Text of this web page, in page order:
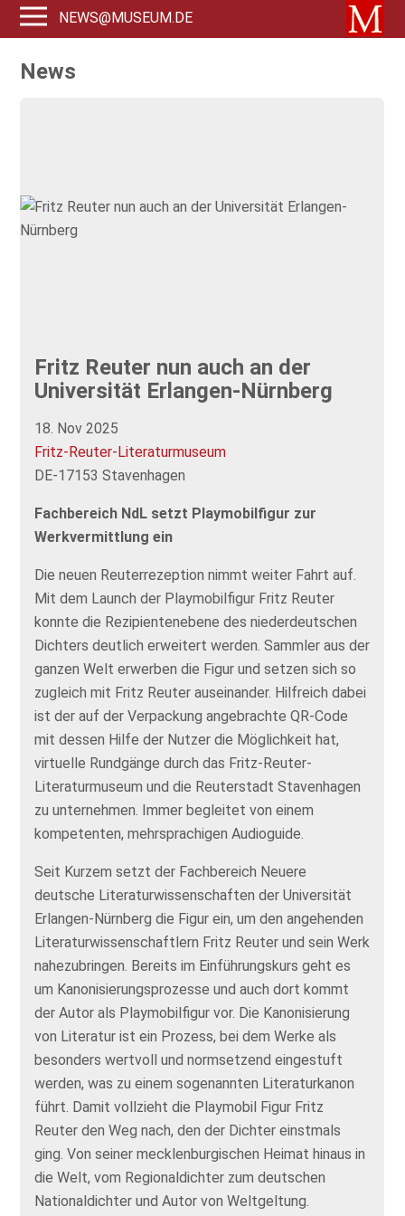
NEWS@MUSEUM.DE
News
Fritz Reuter nun auch an der
Universität Erlangen-Nürnberg
18. Nov 2025
Fritz-Reuter-Literaturmuseum
DE-17153 Stavenhagen
Fachbereich NdL setzt Playmobilfigur zur
Werkvermittlung ein
Die neuen Reuterrezeption nimmt weiter Fahrt auf.
Mit dem Launch der Playmobilfigur Fritz Reuter
konnte die Rezipientenebene des niederdeutschen
Dichters deutlich erweitert werden. Sammler aus der
ganzen Welt erwerben die Figur und setzen sich so
zugleich mit Fritz Reuter auseinander. Hilfreich dabei
ist der auf der Verpackung angebrachte QR-Code
mit dessen Hilfe der Nutzer die Möglichkeit hat,
virtuelle Rundgänge durch das Fritz-Reuter-
Literaturmuseum und die Reuterstadt Stavenhagen
zu unternehmen. Immer begleitet von einem
kompetenten, mehrsprachigen Audioguide.
Seit Kurzem setzt der Fachbereich Neuere
deutsche Literaturwissenschaften der Universität
Erlangen-Nürnberg die Figur ein, um den angehenden
Literaturwissenschaftlern Fritz Reuter und sein Werk
nahezubringen. Bereits im Einführungskurs geht es
um Kanonisierungsprozesse und auch dort kommt
der Autor als Playmobilfigur vor. Die Kanonisierung
von Literatur ist ein Prozess, bei dem Werke als
besonders wertvoll und normsetzend eingestuft
werden, was zu einem sogenannten Literaturkanon
führt. Damit vollzieht die Playmobil Figur Fritz
Reuter den Weg nach, den der Dichter einstmals
ging. Von seiner mecklenburgischen Heimat hinaus in
die Welt, vom Regionaldichter zum deutschen
Nationaldichter und Autor von Weltgeltung.